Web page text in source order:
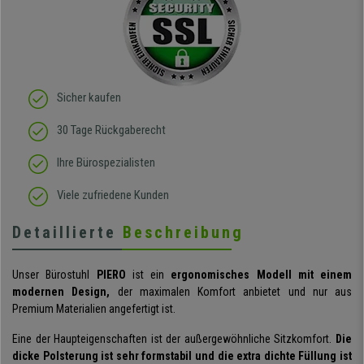
gut! Die Sitzfläche, eine
Art straffes aber auch
elastisches Gewebe passt
sich der
Körperbewegung an.
Klare Kaufempfehlung!
Sicher kaufen
30 Tage Rückgaberecht
Ihre Bürospezialisten
Viele zufriedene Kunden
Detaillierte Beschreibung
Unser Bürostuhl PIERO ist ein ergonomisches Modell mit einem
modernen Design, der maximalen Komfort anbietet und nur aus
Premium Materialien angefertigt ist.
Eine der Haupteigenschaften ist der außergewöhnliche Sitzkomfort. Die
dicke Polsterung ist sehr formstabil und die extra dichte Füllung ist